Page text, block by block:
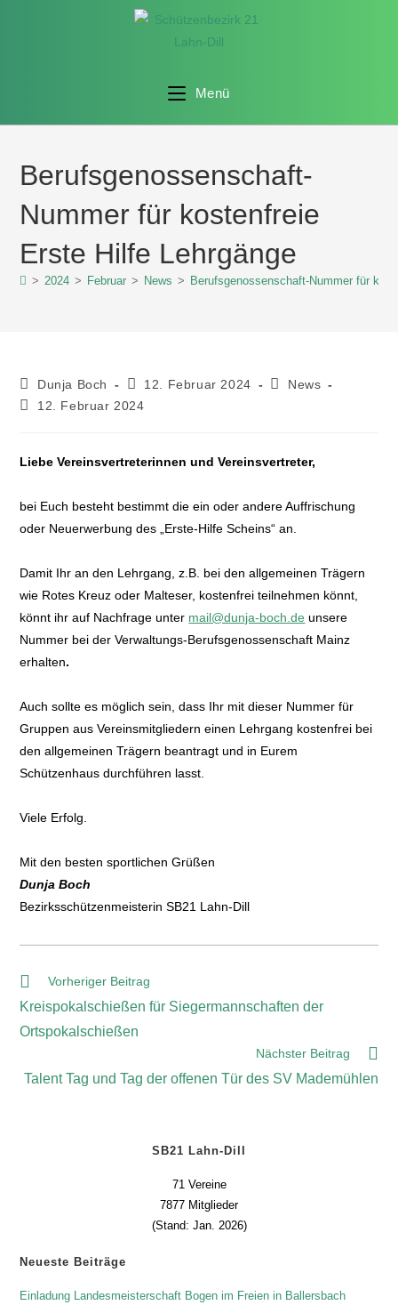
Menü
Berufsgenossenschaft-
Nummer für kostenfreie
Erste Hilfe Lehrgänge
> 2024 > Februar > News > Berufsgenossenschaft-Nummer für
Dunja Boch 12. Februar 2024
News
12. Februar 2024
Liebe Vereinsvertreterinnen und Vereinsvertreter,
bei Euch besteht bestimmt die ein oder andere Auffrischung
oder Neuerwerbung des „Erste-Hilfe Scheins“ an.
Damit Ihr an den Lehrgang, z.B. bei den allgemeinen Trägern
wie Rotes Kreuz oder Malteser, kostenfrei teilnehmen könnt,
könnt ihr auf Nachfrage unter mail@dunja-boch.de unsere
Nummer bei der Verwaltungs-Berufsgenossenschaft Mainz
erhalten.
Auch sollte es möglich sein, dass Ihr mit dieser Nummer für
Gruppen aus Vereinsmitgliedern einen Lehrgang kostenfrei bei
den allgemeinen Trägern beantragt und in Eurem
Schützenhaus durchführen lasst.
Viele Erfolg.
Mit den besten sportlichen Grüßen
Dunja Boch
Bezirksschützenmeisterin SB21 Lahn-Dill
Vorheriger Beitrag
Kreispokalschießen für Siegermannschaften der
Ortspokalschießen
Nächster Beitrag
Talent Tag und Tag der offenen Tür des SV Mademühlen
SB21 Lahn-Dill
71 Vereine
7877 Mitglieder
(Stand: Jan. 2026)
Neueste Beiträge
Einladung Landesmeisterschaft Bogen im Freien in Ballersbach